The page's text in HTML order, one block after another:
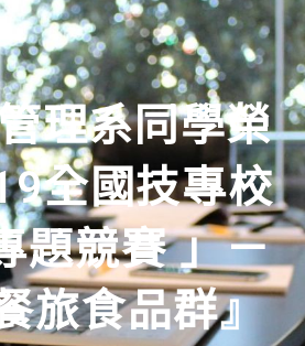
理系同學榮
全國技專校
題競賽 」－
旅食品群』